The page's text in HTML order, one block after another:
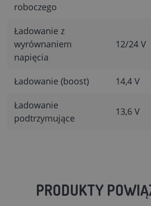
roboczego
Ładowanie z
wyrównaniem
napięcia
12/24 V
Ładowanie (boost) 14,4 V
Ładowanie
podtrzymujące
13,6 V
PRODUKTY